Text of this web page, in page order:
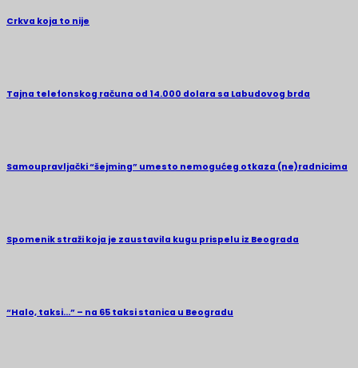
Crkva koja to nije
Tajna telefonskog računa od 14.000 dolara sa Labudovog brda
Samoupravljački “šejming” umesto nemogućeg otkaza (ne)radnicima
Spomenik straži koja je zaustavila kugu prispelu iz Beograda
“Halo, taksi…” – na 65 taksi stanica u Beogradu